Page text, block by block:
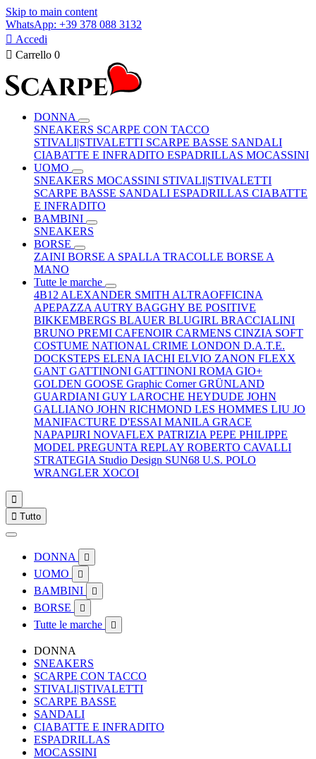
Skip to main content
WhatsApp: +39 378 088 3132
 Accedi
 Carrello 0
DONNA
SNEAKERS SCARPE CON TACCO
STIVALI|STIVALETTI SCARPE BASSE SANDALI
CIABATTE E INFRADITO ESPADRILLAS MOCASSINI
UOMO
SNEAKERS MOCASSINI STIVALI|STIVALETTI
SCARPE BASSE SANDALI ESPADRILLAS CIABATTE
E INFRADITO
BAMBINI
SNEAKERS
BORSE
ZAINI BORSE A SPALLA TRACOLLE BORSE A
MANO
Tutte le marche
4B12 ALEXANDER SMITH ALTRAOFFICINA
APEPAZZA AUTRY BAGGHY BE POSITIVE
BIKKEMBERGS BLAUER BLUGIRL BRACCIALINI
BRUNO PREMI CAFENOIR CARMENS CINZIA SOFT
COSTUME NATIONAL CRIME LONDON D.A.T.E.
DOCKSTEPS ELENA IACHI ELVIO ZANON FLEXX
GANT GATTINONI GATTINONI ROMA GIO+
GOLDEN GOOSE Graphic CornerGRÜNLAND
GUARDIANI GUY LAROCHE HEYDUDE JOHN
GALLIANO JOHN RICHMOND LES HOMMES LIU JO
MANIFACTURE D'ESSAI MANILA GRACE
NAPAPIJRI NOVAFLEX PATRIZIA PEPE PHILIPPE
MODEL PREGUNTA REPLAY ROBERTO CAVALLI
STRATEGIA Studio Design SUN68 U.S. POLO
WRANGLER XOCOI

 Tutto
DONNA 
UOMO 
BAMBINI 
BORSE 
Tutte le marche 
DONNA
SNEAKERS
SCARPE CON TACCO
STIVALI|STIVALETTI
SCARPE BASSE
SANDALI
CIABATTE E INFRADITO
ESPADRILLAS
MOCASSINI